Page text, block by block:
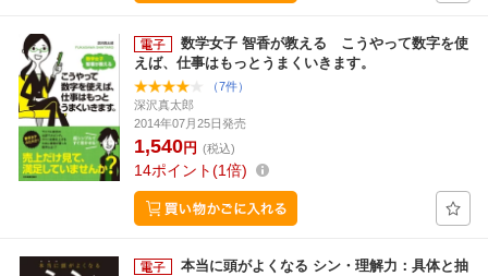
数学女子 智香が教える こうやって数字を使
えば、仕事はもっとうまくいきます。
（7件）
深沢真太郎
2014年07月25日発売
1,540円 (税込)
14ポイント 1倍
本当に頭がよくなる シン・理解力：具体と抽